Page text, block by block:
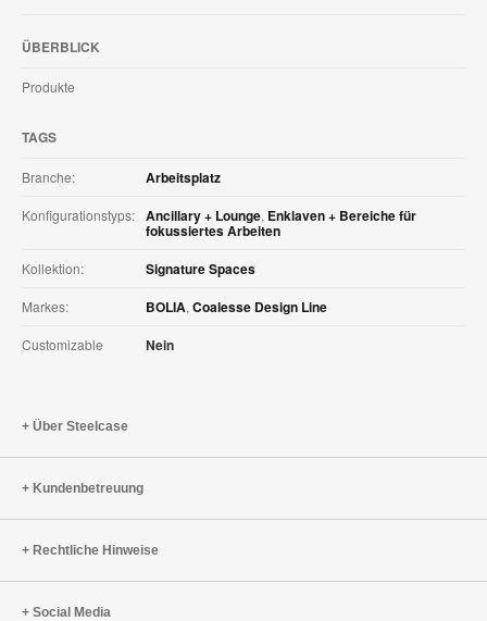
ÜBERBLICK
Produkte
TAGS
Branche: Arbeitsplatz
Konfigurationstyps: Ancillary + Lounge, Enklaven + Bereiche für
fokussiertes Arbeiten
Kollektion: Signature Spaces
Markes: BOLIA, Coalesse Design Line
Customizable Nein
Über Steelcase
Kundenbetreuung
Rechtliche Hinweise
Social Media